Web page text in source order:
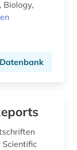
Biology,